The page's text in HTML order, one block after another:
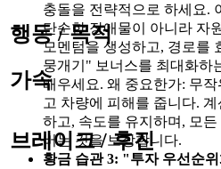
행동 / 목적
가속
브레이크 / 후진
충돌을 전략적으로 하세요.
단순한 장애물이 아니라 자
모멘텀을 생성하고, 경로를
뭉개기" 보너스를 최대화하
배우세요. 왜 중요한가: 무
고 차량에 피해를 줍니다.
하고, 속도를 유지하며, 모
버는 것을 보장합니다.
황금 습관 3: "투자 우선순